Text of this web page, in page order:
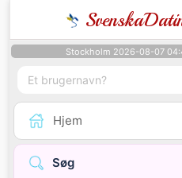
Stockholm 2026-08-07
Hjem
Søg